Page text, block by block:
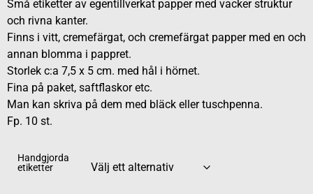
Små etiketter av egentillverkat papper med vacker struktur
och rivna kanter.
Finns i vitt, cremefärgat, och cremefärgat papper med en och
annan blomma i pappret.
Storlek c:a 7,5 x 5 cm. med hål i hörnet.
Fina på paket, saftflaskor etc.
Man kan skriva på dem med bläck eller tuschpenna.
Fp. 10 st.
Handgjorda
etiketter